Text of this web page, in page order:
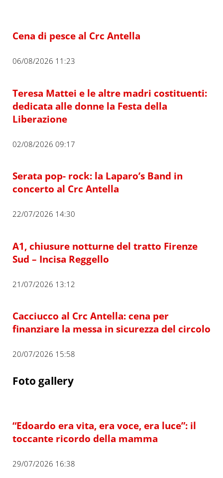
Cena di pesce al Crc Antella
06/08/2026 11:23
Teresa Mattei e le altre madri costituenti:
dedicata alle donne la Festa della
Liberazione
02/08/2026 09:17
Serata pop- rock: la Laparo’s Band in
concerto al Crc Antella
22/07/2026 14:30
A1, chiusure notturne del tratto Firenze
Sud – Incisa Reggello
21/07/2026 13:12
Cacciucco al Crc Antella: cena per
finanziare la messa in sicurezza del circolo
20/07/2026 15:58
Foto gallery
“Edoardo era vita, era voce, era luce”: il
toccante ricordo della mamma
29/07/2026 16:38